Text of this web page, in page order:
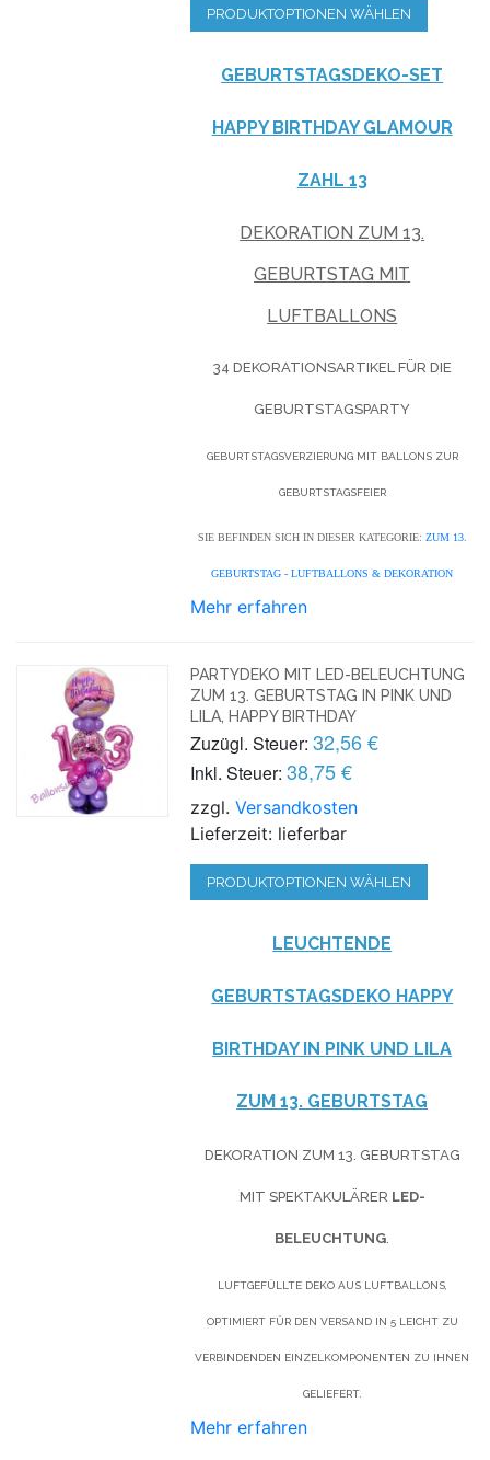
PRODUKTOPTIONEN WÄHLEN
GEBURTSTAGSDEKO-SET
HAPPY BIRTHDAY GLAMOUR
ZAHL 13
DEKORATION ZUM 13.
GEBURTSTAG MIT
LUFTBALLONS
34 DEKORATIONSARTIKEL FÜR DIE
GEBURTSTAGSPARTY
GEBURTSTAGSVERZIERUNG MIT BALLONS ZUR
GEBURTSTAGSFEIER
SIE BEFINDEN SICH IN DIESER KATEGORIE: ZUM 13.
GEBURTSTAG - LUFTBALLONS & DEKORATION
Mehr erfahren
PARTYDEKO MIT LED-BELEUCHTUNG
ZUM 13. GEBURTSTAG IN PINK UND
LILA, HAPPY BIRTHDAY
Zuzügl. Steuer: 32,56 €
Inkl. Steuer: 38,75 €
zzgl.Versandkosten
Lieferzeit: lieferbar
PRODUKTOPTIONEN WÄHLEN
LEUCHTENDE
GEBURTSTAGSDEKO HAPPY
BIRTHDAY IN PINK UND LILA
ZUM 13. GEBURTSTAG
DEKORATION ZUM 13. GEBURTSTAG
MIT SPEKTAKULÄRER LED-
BELEUCHTUNG
LUFTGEFÜLLTE DEKO AUS LUFTBALLONS,
OPTIMIERT FÜR DEN VERSAND IN 5 LEICHT ZU
VERBINDENDEN EINZELKOMPONENTEN ZU IHNEN
GELIEFERT.
Mehr erfahren